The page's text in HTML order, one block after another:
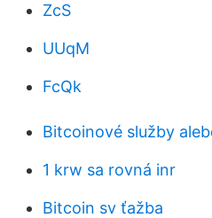
ZcS
UUqM
FcQk
Bitcoinové služby
1 krw sa rovná inr
Bitcoin sv ťažba